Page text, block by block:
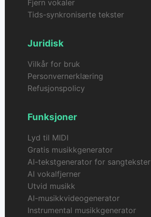
Fjern vokaler
Tids-synkroniserte tekster
Juridisk
Vilkår for bruk
Personvernerklæring
Refusjonspolicy
Funksjoner
Lyd til MIDI
Gratis musikkgenerator
AI-tekstgenerator for sangtekster
AI vokalfjerner
Utvid musikk
AI-musikkvideogenerator
Instrumental musikkgenerator